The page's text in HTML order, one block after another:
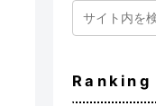
Ranking